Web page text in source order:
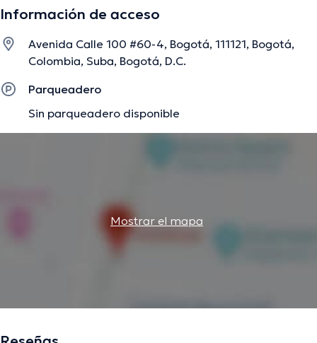
Información de acceso
Avenida Calle 100 #60-4, Bogotá, 111121, Bogotá,
Colombia, Suba, Bogotá, D.C.
Parqueadero
Sin parqueadero disponible
Mostrar el mapa